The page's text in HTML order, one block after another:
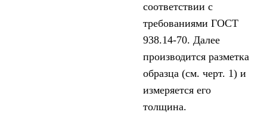
соответствии с
требованиями ГОСТ
938.14-70. Далее
производится разметка
образца (см. черт. 1) и
измеряется его
толщина.